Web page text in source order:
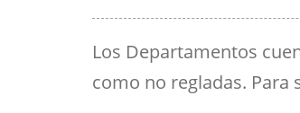
Los Departamentos
como no regladas.